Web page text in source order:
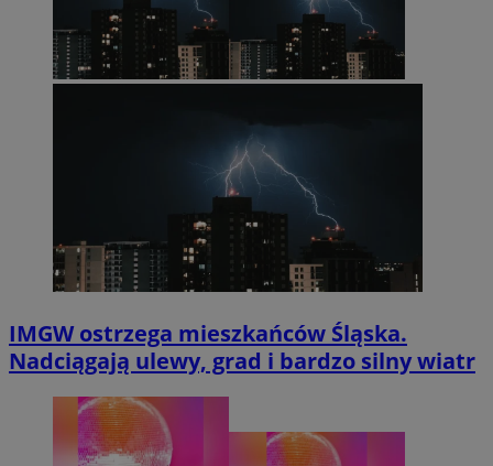
IMGW ostrzega mieszkańców Śląska.
Nadciągają ulewy, grad i bardzo silny wiatr